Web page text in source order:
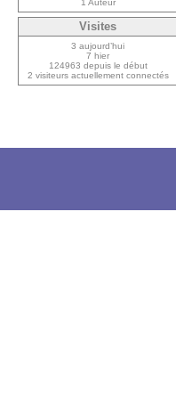
1 Auteur
Visites
3 aujourd’hui
7 hier
124963 depuis le début
2 visiteurs actuellement connectés